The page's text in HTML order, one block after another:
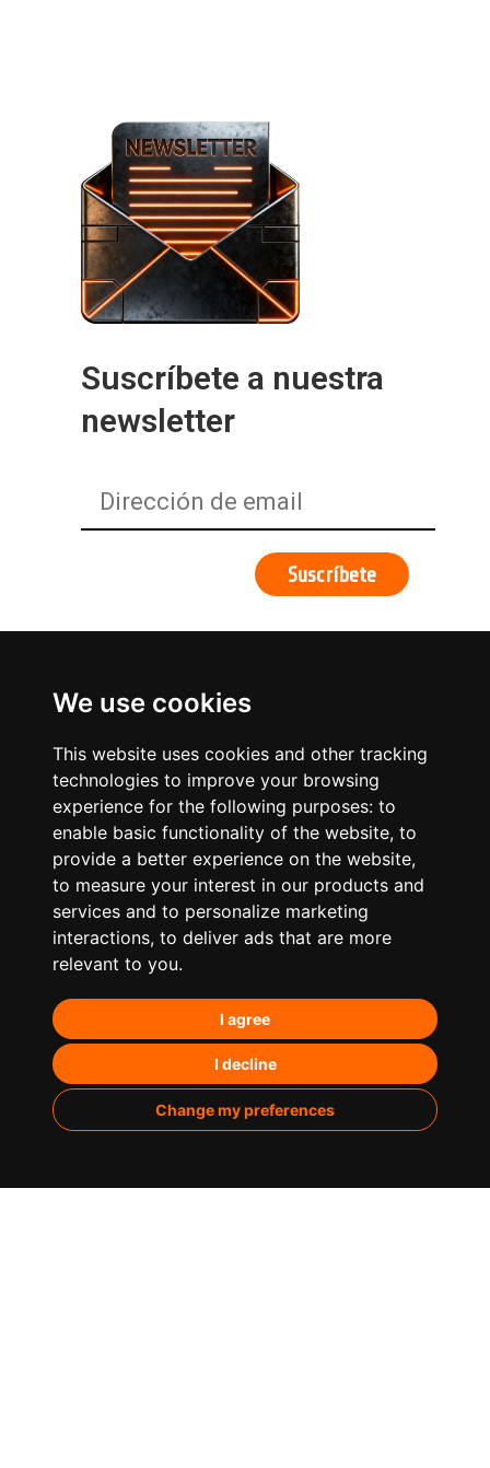
We use cookies
This website uses cookies and other tracking
technologies to improve your browsing
experience for the following purposes: to
enable basic functionality of the website, to
provide a better experience on the website,
to measure your interest in our products and
services and to personalize marketing
interactions, to deliver ads that are more
relevant to you.
I agree
I decline
Change my preferences
Suscríbete a nuestra
newsletter
¿Qué hacemos?
Posicionamiento en IA’s
Paid Media
Marketing de contenidos
Analítica